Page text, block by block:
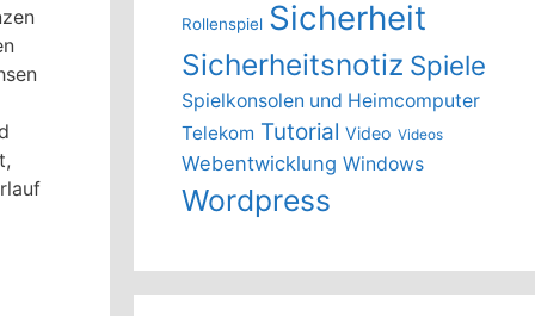
Rollenspiel Sicherheit
Sicherheitsnotiz Spiele
Spielkonsolen und Heimcomputer
Telekom Tutorial Video Videos
Webentwicklung Windows
Wordpress